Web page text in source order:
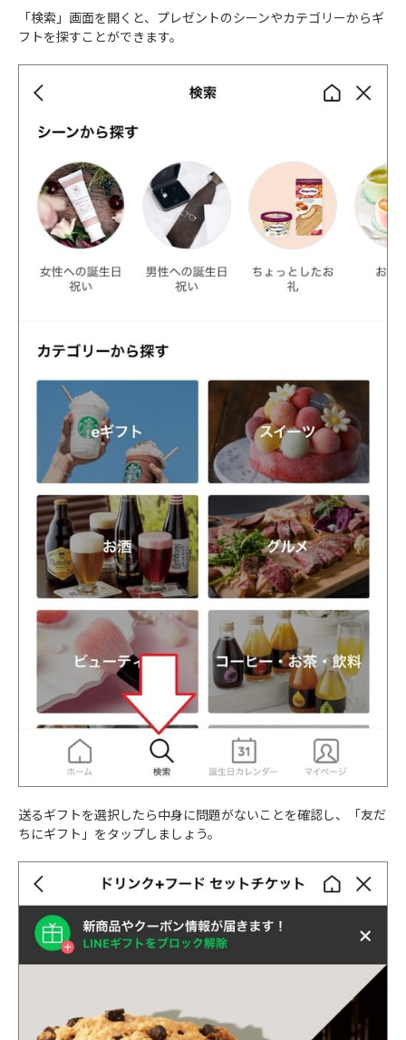
「検索」画面を開くと、プレゼントのシーンやカテゴリーからギ
フトを探すことができます。
送るギフトを選択したら中身に問題がないことを確認し、「友だ
ちにギフト」をタップしましょう。